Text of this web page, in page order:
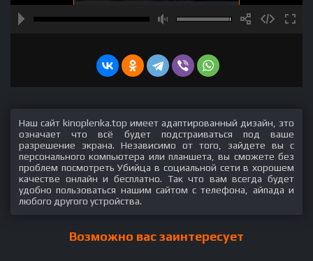
Наш сайт kinoplenka.top имеет адаптированный дизайн, это
означает что всё будет подстраиваться под ваше
разрешение экрана. Независимо от того, зайдете вы с
персонального компьютера или планшета, вы сможете без
проблем посмотреть Убийца в социальной сети в хорошем
качестве онлайн и бесплатно. Так что вам всегда будет
удобно пользоваться нашим сайтом с телефона, айпада и
любого другого устройства.
Возможно вас заинтересует